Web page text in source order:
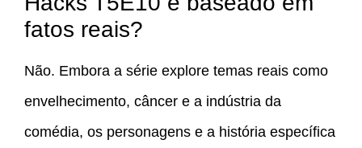
fatos reais?
Não. Embora a série explore temas reais como
envelhecimento, câncer e a indústria da
comédia, os personagens e a história específica